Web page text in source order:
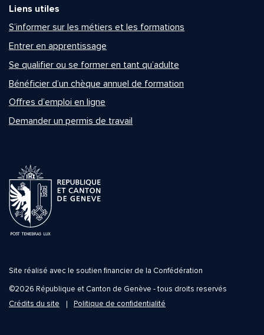
Liens utiles
S’informer sur les métiers et les formations
Entrer en apprentissage
Se qualifier ou se former en tant qu’adulte
Bénéficier d’un chèque annuel de formation
Offres d’emploi en ligne
Demander un permis de travail
Site réalisé avec le soutien financier de la Confédération
©2026 République et Canton de Genève - tous droits reservés
Crédits du site
Politique de confidentialité